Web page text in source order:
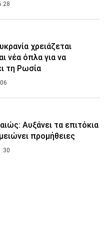
χρειάζεται
νέα όπλα για να
τη Ρωσία
Αυξάνει τα επιτόκια
προμήθειες